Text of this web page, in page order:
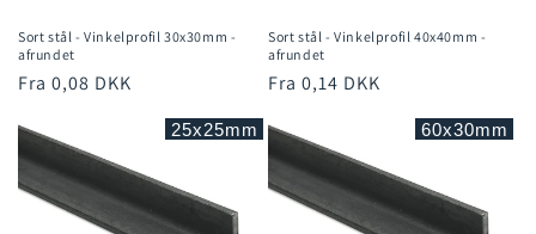
Sort stål - Vinkelprofil 30x30mm -
afrundet
Normalpris
Fra 0,08 DKK
Sort stål - Vinkelprofil 40x40mm -
afrundet
Normalpris
Fra 0,14 DKK
25x25mm 60x30mm